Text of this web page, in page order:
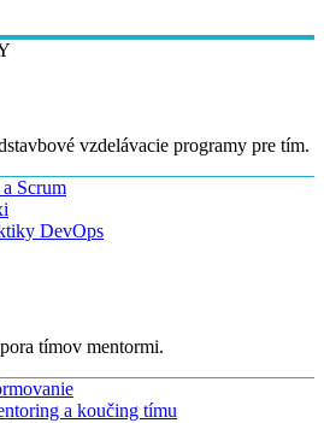
vzdelávacie programy pre tím.
Scrum
DevOps
tímov mentormi.
a koučing tímu